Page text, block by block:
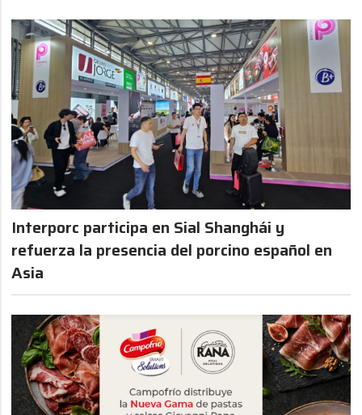
Interporc participa en Sial Shanghái y
refuerza la presencia del porcino español en
Asia